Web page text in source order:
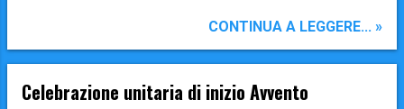
di Piccolo Coro Armonia , Harmony Choir
Academy School di Bariano, che ci
faranno "annusare" il clima e i profumi del
CONTINUA A LEGGERE... »
Celebrazione unitaria di inizio Avvento